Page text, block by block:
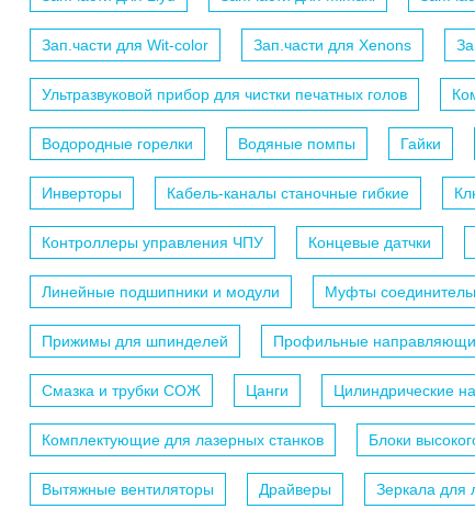
Зап.части для Wit-color Зап.части для Xenons
Ультразвуковой прибор для чистки печатных голов
Водородные горелки Водяные помпы Гайки
Инверторы Кабель-каналы станочные гибкие
Контроллеры управления ЧПУ Концевые датчки
Линейные подшипники и модули Муфты
Прижимы для шпинделей Профильные
Смазка и трубки СОЖ Цанги Цилиндрические
Комплектующие для лазерных станков Блоки
Вытяжные вентиляторы Драйверы Зеркала для